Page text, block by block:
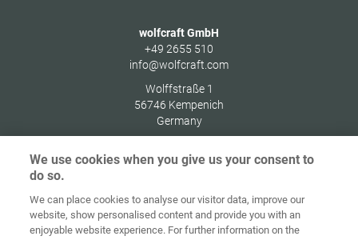
wolfcraft GmbH
+49 2655 510
info@wolfcraft.com
Wolffstraße 1
56746 Kempenich
Germany
Alkusivu Yhteystiedot Julkaisutiedot Tietosuoja
We use cookies when you give us your consent to
do so.
We can place cookies to analyse our visitor data, improve our
website, show personalised content and provide you with an
enjoyable website experience. For further information on the